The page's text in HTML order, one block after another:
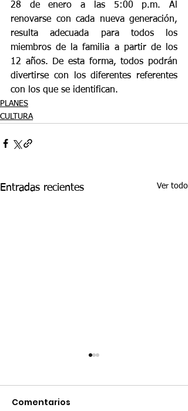
28 de enero a las 5:00 p.m. Al
renovarse con cada nueva generación,
resulta adecuada para todos los
miembros de la familia a partir de los
12 años. De esta forma, todos podrán
divertirse con los diferentes referentes
con los que se identifican.
PLANES
CULTURA
Entradas recientes Ver todo
Comentarios